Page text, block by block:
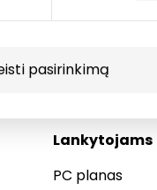
pasirinkimą
Lankytojams
PC planas